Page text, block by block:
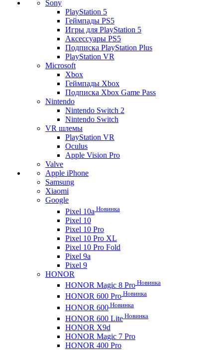
Sony
PlayStation 5
Геймпады PS5
Игры для PlayStation 5
Аксессуары PS5
Подписка PlayStation Plus
PlayStation VR
Microsoft
Xbox
Геймпады Xbox
Подписка Xbox Game Pass
Nintendo
Nintendo Switch 2
Nintendo Switch
VR шлемы
PlayStation VR
Oculus
Apple Vision Pro
Valve
Apple iPhone
Samsung
Xiaomi
Google
Pixel 10a Новинка
Pixel 10
Pixel 10 Pro
Pixel 10 Pro XL
Pixel 10 Pro Fold
Pixel 9a
Pixel 9
HONOR
HONOR Magic 8 Pro Новинка
HONOR 600 Pro Новинка
HONOR 600 Новинка
HONOR 600 Lite Новинка
HONOR X9d
HONOR Magic 7 Pro
HONOR 400 Pro